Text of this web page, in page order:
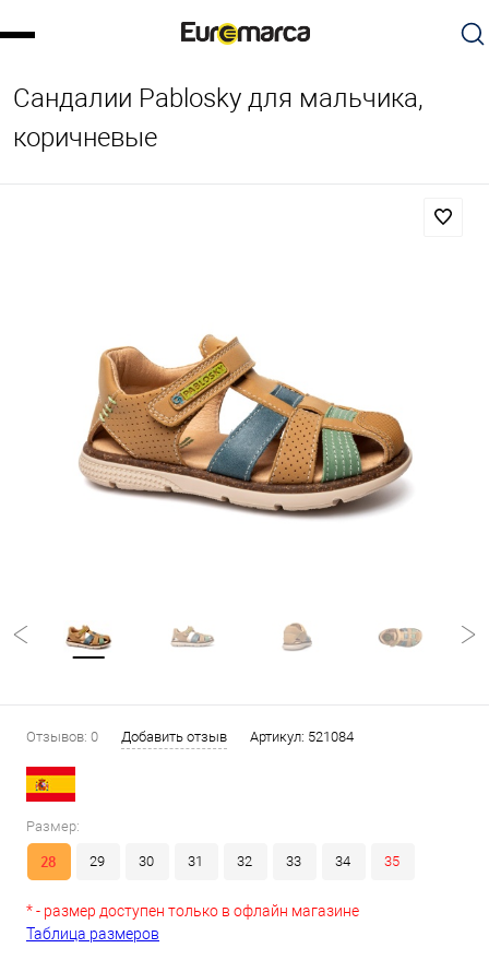
Сандалии Pablosky для мальчика,
коричневые
Отзывов: 0 Добавить отзыв Артикул: 521084
Размер:
28 29 30 31 32 33 34 35
* - размер доступен только в офлайн магазине
Таблица размеров